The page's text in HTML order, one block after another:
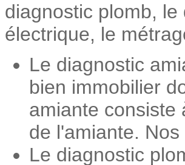
diagnostic plomb,
électrique, le
Le diagnostic
bien immobilier
amiante consiste
de l'amiante.
Le diagnostic